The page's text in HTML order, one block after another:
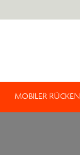
MOBILER RÜCKEN